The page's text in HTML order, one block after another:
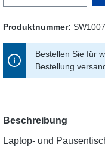
Produktnummer:
Bestellen Sie für
Bestellung
Beschreibung
Laptop- und